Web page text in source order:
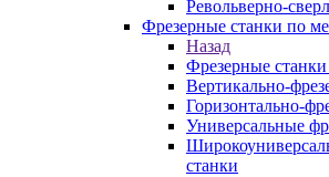
Револьверно-
Фрезерные станки по
Назад
Фрезерные
Вертикально-
Горизонтально-
Универсальные
станки